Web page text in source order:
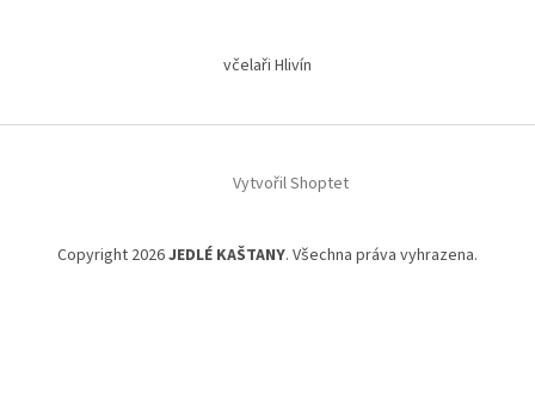
včelaři Hlivín
Vytvořil Shoptet
Copyright 2026JEDLÉ KAŠTANY. Všechna práva vyhrazena.